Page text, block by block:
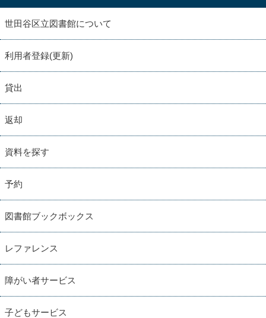
世田谷区立図書館について
利用者登録(更新)
貸出
返却
資料を探す
予約
図書館ブックボックス
レファレンス
障がい者サービス
子どもサービス